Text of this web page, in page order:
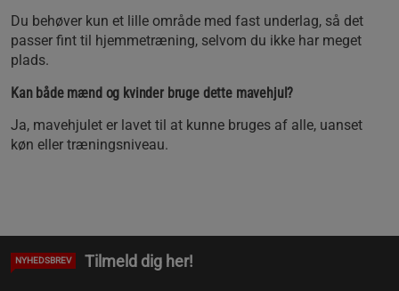
Du behøver kun et lille område med fast underlag, så det
passer fint til hjemmetræning, selvom du ikke har meget
plads.
Kan både mænd og kvinder bruge dette mavehjul?
Ja, mavehjulet er lavet til at kunne bruges af alle, uanset
køn eller træningsniveau.
NYHEDSBREV Tilmeld dig her!